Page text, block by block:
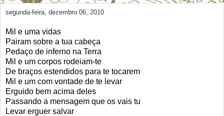
segunda-feira, dezembro 06, 2010
Mil e uma vidas
Pairam sobre a tua cabeça
Pedaço de inferno na Terra
Mil e um corpos rodeiam-te
De braços estendidos para te tocarem
Mil e um com vontade de te levar
Erguido bem acima deles
Passando a mensagem que os vais tu
Levar erguer salvar